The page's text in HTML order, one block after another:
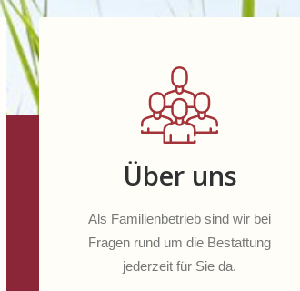
Über uns
Als Familienbetrieb sind wir bei
Fragen rund um die Bestattung
jederzeit für Sie da.